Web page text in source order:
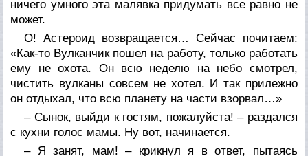
ничего умного эта малявка придумать все равно не
может.
О! Астероид возвращается… Сейчас почитаем:
«Как-то Вулканчик пошел на работу, только работать
ему не охота. Он всю неделю на небо смотрел,
чистить вулканы совсем не хотел. И так прилежно
он отдыхал, что всю планету на части взорвал…»
– Сынок, выйди к гостям, пожалуйста! – раздался
с кухни голос мамы. Ну вот, начинается.
– Я занят, мам! – крикнул я в ответ, пытаясь